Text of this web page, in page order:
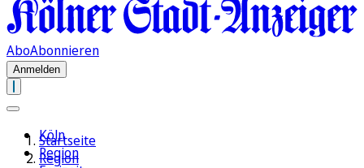
AboAbonnieren
Anmelden
Köln
Region
Startseite
Region